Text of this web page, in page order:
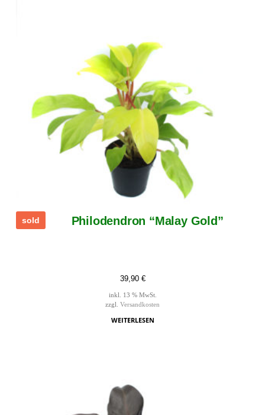
sold Philodendron “Malay Gold”
39,90 €
inkl. 13 % MwSt.
zzgl. Versandkosten
WEITERLESEN